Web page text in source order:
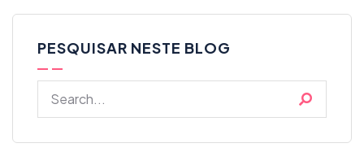
PESQUISAR NESTE BLOG